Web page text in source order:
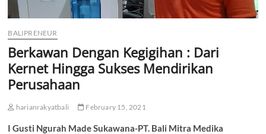
BALIPRENEUR
Berkawan Dengan Kegigihan : Dari
Kernet Hingga Sukses Mendirikan
Perusahaan
harianrakyatbali February 15, 2021
I Gusti Ngurah Made Sukawana-PT. Bali Mitra Medika